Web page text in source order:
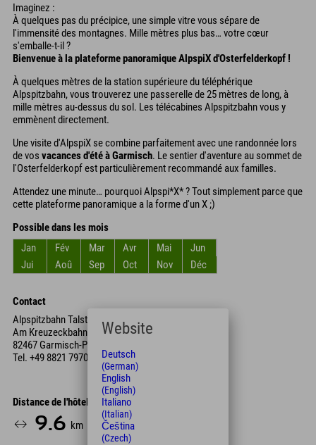
Imaginez :
À quelques pas du précipice, une simple vitre vous sépare de
l'immensité des montagnes. Mille mètres plus bas… votre cœur
s'emballe-t-il ?
Bienvenue à la plateforme panoramique AlpspiX d'Osterfelderkopf !
À quelques mètres de la station supérieure du téléphérique
Alpspitzbahn, vous trouverez une passerelle de 25 mètres de long, à
mille mètres au-dessus du sol. Les télécabines Alpspitzbahn vous y
emmènent directement.
Une visite d'AlpspiX se combine parfaitement avec une randonnée lors
de vos vacances d'été à Garmisch. Le sentier d'aventure au sommet de
l'Osterfelderkopf est particulièrement recommandé aux familles.
Attendez une minute… pourquoi Alpspi*X* ? Tout simplement parce que
cette plateforme panoramique a la forme d'un X ;)
Possible dans les mois
Jan
Fév Mar Avr Mai
Jun
Jui
Aoû Sep Oct Nov Déc
Contact
Alpspitzbahn Talstation
Am Kreuzeckbahnhof
82467 Garmisch-Partenkirch
Tel. +49 8821 7970
Distance de l'hôtel
9.6 km 19
Website
Deutsch
(German)
English
(English)
Italiano
(Italian)
Čeština
(Czech)